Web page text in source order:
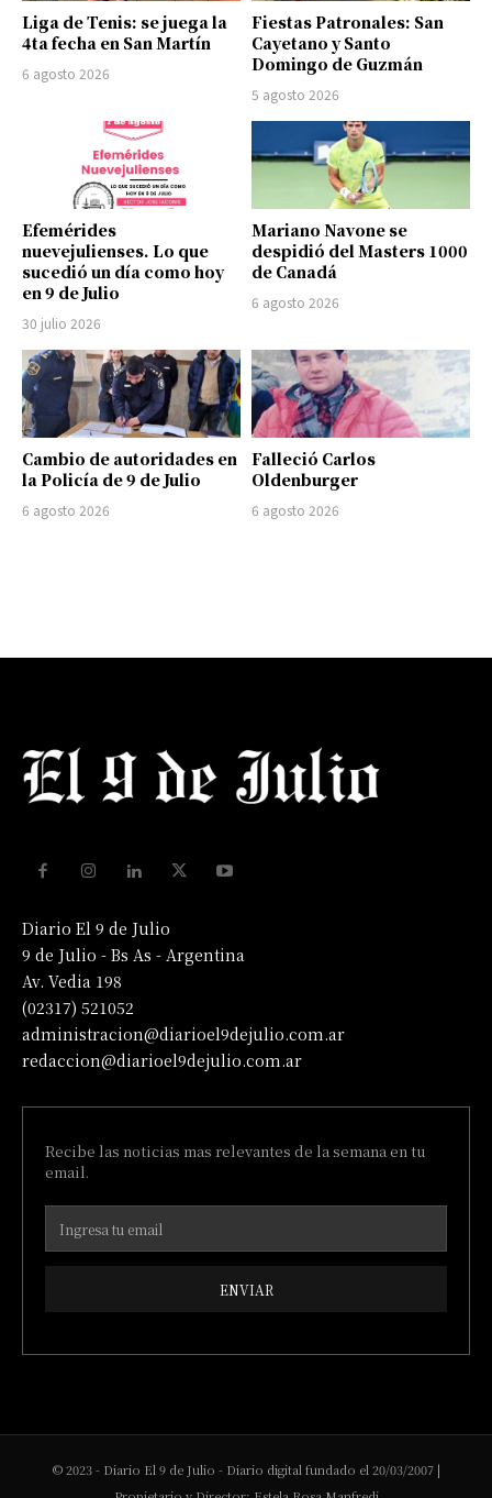
Liga de Tenis: se juega la
4ta fecha en San Martín
6 agosto 2026
Fiestas Patronales: San
Cayetano y Santo
Domingo de Guzmán
5 agosto 2026
Efemérides
nuevejulienses. Lo que
sucedió un día como hoy
en 9 de Julio
30 julio 2026
Mariano Navone se
despidió del Masters 1000
de Canadá
6 agosto 2026
Cambio de autoridades en
la Policía de 9 de Julio
6 agosto 2026
Falleció Carlos
Oldenburger
6 agosto 2026
Diario El 9 de Julio
9 de Julio - Bs As - Argentina
Av. Vedia 198
(02317) 521052
administracion@diarioel9dejulio.com.ar
redaccion@diarioel9dejulio.com.ar
Recibe las noticias mas relevantes de la semana en tu
email.
ENVIAR
© 2023 - Diario El 9 de Julio - Diario digital fundado el 20/03/2007 |